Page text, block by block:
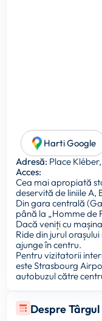
Despre
Harti Google
Adresă: Place
Acces:
Cea mai apropiată
deservită de liniile A,
Din gara centrală
până la „Homme de
Dacă veniți cu
Ride din jurul
ajunge în centru.
Pentru vizitatorii
este Strasbourg
autobuzul către